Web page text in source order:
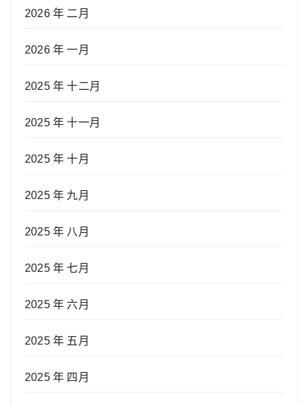
2026 年 二月
2026 年 一月
2025 年 十二月
2025 年 十一月
2025 年 十月
2025 年 九月
2025 年 八月
2025 年 七月
2025 年 六月
2025 年 五月
2025 年 四月